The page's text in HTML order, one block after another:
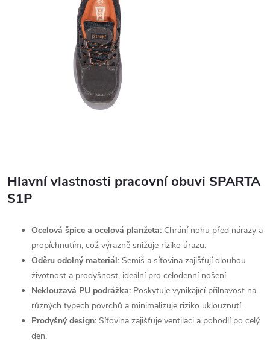
Hlavní vlastnosti pracovní obuvi SPARTA
S1P
Ocelová špice a ocelová planžeta: Chrání nohu před nárazy a
propíchnutím, což výrazně snižuje riziko úrazu.
Oděru odolný materiál: Semiš a síťovina zajišťují dlouhou
životnost a prodyšnost, ideální pro celodenní nošení.
Neklouzavá PU podrážka: Poskytuje vynikající přilnavost na
různých typech povrchů a minimalizuje riziko uklouznutí.
Prodyšný design: Síťovina zajišťuje ventilaci a pohodlí po celý
den.